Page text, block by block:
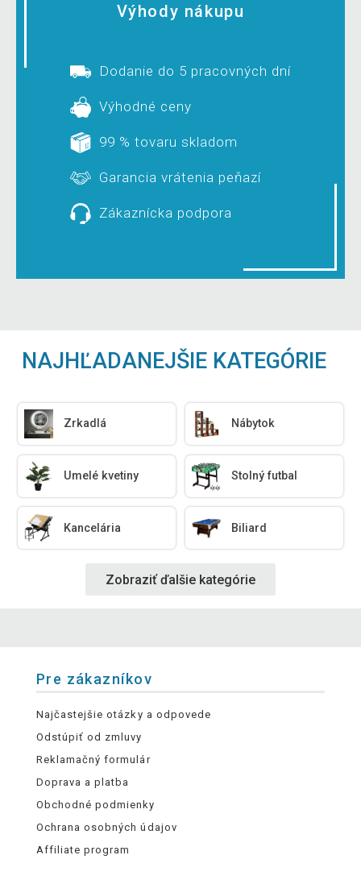
Výhody nákupu
Dodanie do 5 pracovných dní
Výhodné ceny
99 % tovaru skladom
Garancia vrátenia peňazí
Zákaznícka podpora
NAJHĽADANEJŠIE KATEGÓRIE
Zrkadlá Nábytok
Umelé kvetiny Stolný futbal
Kancelária Biliard
Zobraziť ďalšie kategórie
Pre zákazníkov
Najčastejšie otázky a odpovede
Odstúpiť od zmluvy
Reklamačný formulár
Doprava a platba
Obchodné podmienky
Ochrana osobných údajov
Affiliate program